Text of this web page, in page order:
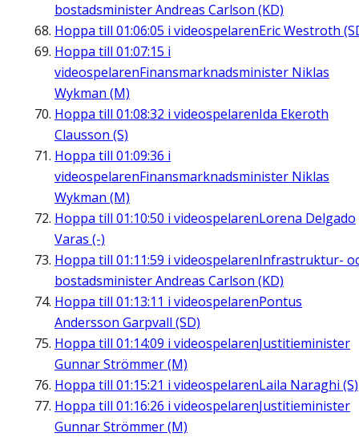
bostadsminister Andreas Carlson (KD)
Hoppa till 01:06:05 i videospelarenEric Westroth
Hoppa till 01:07:15 i
videospelarenFinansmarknadsminister Niklas
Wykman (M)
Hoppa till 01:08:32 i videospelarenIda Ekeroth
Clausson (S)
Hoppa till 01:09:36 i
videospelarenFinansmarknadsminister Niklas
Wykman (M)
Hoppa till 01:10:50 i videospelarenLorena Delgado
Varas (-)
Hoppa till 01:11:59 i videospelarenInfrastruktur-
bostadsminister Andreas Carlson (KD)
Hoppa till 01:13:11 i videospelarenPontus
Andersson Garpvall (SD)
Hoppa till 01:14:09 i videospelarenJustitieminister
Gunnar Strömmer (M)
Hoppa till 01:15:21 i videospelarenLaila Naraghi (S)
Hoppa till 01:16:26 i videospelarenJustitieminister
Gunnar Strömmer (M)